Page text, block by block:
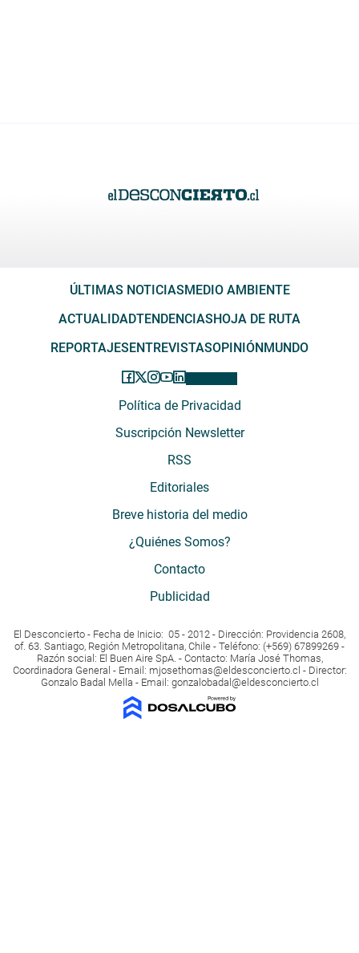
ÚLTIMAS NOTICIASMEDIO AMBIENTE
ACTUALIDADTENDENCIASHOJA DE RUTA
REPORTAJESENTREVISTASOPINIÓNMUNDO
Política de Privacidad
Suscripción Newsletter
RSS
Editoriales
Breve historia del medio
¿Quiénes Somos?
Contacto
Publicidad
El Desconcierto - Fecha de Inicio: 05 - 2012 - Dirección: Providencia 2608,
of. 63. Santiago, Región Metropolitana, Chile - Teléfono: (+569) 67899269 -
Razón social: El Buen Aire SpA. - Contacto: María José Thomas,
Coordinadora General - Email: mjosethomas@eldesconcierto.cl - Director:
Gonzalo Badal Mella - Email: gonzalobadal@eldesconcierto.cl